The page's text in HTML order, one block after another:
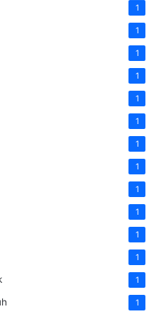
1
1
1
1
1
1
1
1
1
1
1
1
1
1